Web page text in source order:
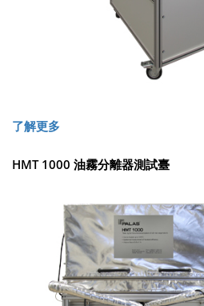
了解更多
HMT 1000 油霧分離器測試臺